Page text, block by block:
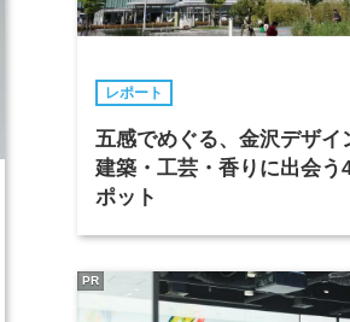
レポート
五感でめぐる、金沢デザイ
建築・工芸・香りに出会う
ポット
PR